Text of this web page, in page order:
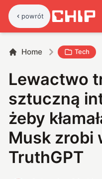
powrót
Home Tech
Lewactwo
sztuczną
żeby
Musk zrobi
TruthGPT